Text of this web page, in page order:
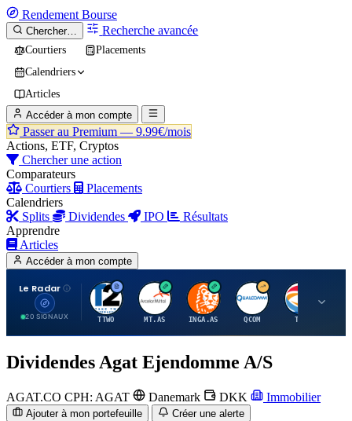
Rendement Bourse
Chercher… Recherche avancée
Courtiers
Placements
Calendriers
Articles
Accéder à mon compte
Passer au Premium — 9.99€/mois
Actions, ETF, Cryptos
Chercher une action
Comparateurs
Courtiers
Placements
Calendriers
Splits
Dividendes IPO
Résultats
Apprendre
Articles
Accéder à mon compte
Le Radar
20 SIGNAUX
T
TTWO
A
MT.AS
I
INGA.AS
Q
QCOM
T
TTE
Dividendes Agat Ejendomme A/S
AGAT.CO CPH: AGAT Danemark DKK Immobilier
Ajouter à mon portefeuille Créer une alerte